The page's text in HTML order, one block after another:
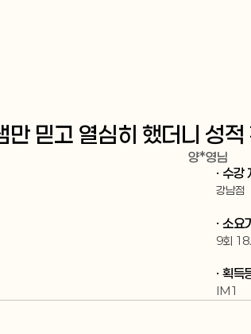
믿고 열심히 했더니 성적
양*영님
· 수강
강남점
· 소요
9회 18
· 획득
IM1